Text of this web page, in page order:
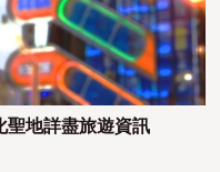
聖地詳盡旅遊資訊